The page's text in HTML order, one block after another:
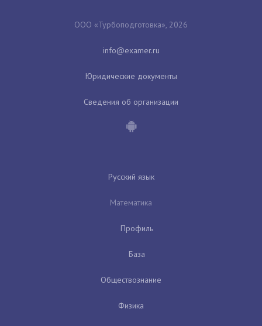
ООО «Турбоподготовка», 2026
Юридические документы
Сведения об организации
Русский язык
Математика
Профиль
База
Обществознание
Физика